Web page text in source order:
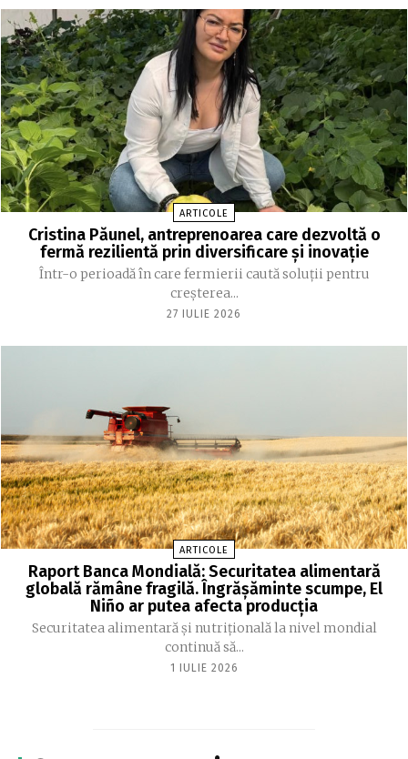
ARTICOLE
Cristina Păunel, antreprenoarea care dezvoltă o
fermă rezilientă prin diversificare și inovație
Într-o perioadă în care fermierii caută soluții pentru
creșterea...
27 IULIE 2026
ARTICOLE
Raport Banca Mondială: Securitatea alimentară
globală rămâne fragilă. Îngrășăminte scumpe, El
Niño ar putea afecta producția
Securitatea alimentară și nutrițională la nivel mondial
continuă să...
1 IULIE 2026